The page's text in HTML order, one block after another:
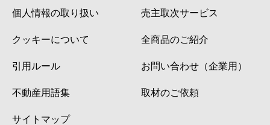
個人情報の取り扱い
クッキーについて
引用ルール
不動産用語集
サイトマップ
売主取次サービス
全商品のご紹介
お問い合わせ（企業用）
取材のご依頼